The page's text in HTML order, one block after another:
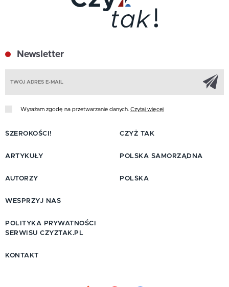
Newsletter
Wyrażam zgodę na przetwarzanie danych. Czytaj więcej
SZEROKOŚCI!
ARTYKUŁY
AUTORZY
CZYŻ TAK
POLSKA SAMORZĄDNA
POLSKA
WESPRZYJ NAS
POLITYKA PRYWATNOŚCI
SERWISU CZYZTAK.PL
KONTAKT